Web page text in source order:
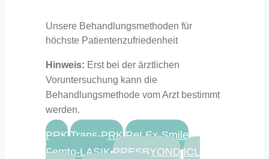
Unsere Behandlungsmethoden für
höchste Patientenzufriedenheit
Hinweis: Erst bei der ärztlichen
Voruntersuchung kann die
Behandlungsmethode vom Arzt bestimmt
werden.
PRK Trans-PRK ReLEx-Smile
Femto-LASIK PRESBYOND ICL